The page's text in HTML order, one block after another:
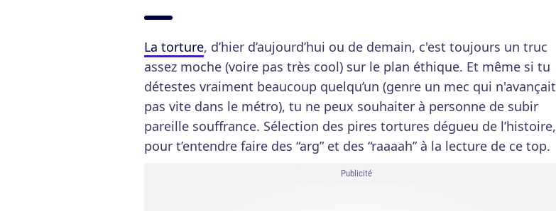
La torture, d’hier d’aujourd’hui ou de demain, c'est toujours un truc
assez moche (voire pas très cool) sur le plan éthique. Et même si tu
détestes vraiment beaucoup quelqu’un (genre un mec qui n'avançait
pas vite dans le métro), tu ne peux souhaiter à personne de subir
pareille souffrance. Sélection des pires tortures dégueu de l’histoire,
pour t’entendre faire des “arg” et des “raaaah” à la lecture de ce top.
Publicité